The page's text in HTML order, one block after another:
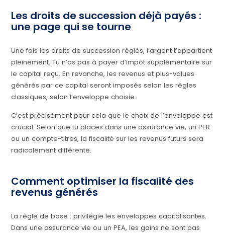
Les droits de succession déjà payés :
une page qui se tourne
Une fois les droits de succession réglés, l’argent t’appartient
pleinement. Tu n’as pas à payer d’impôt supplémentaire sur
le capital reçu. En revanche, les revenus et plus-values
générés par ce capital seront imposés selon les règles
classiques, selon l’enveloppe choisie.
C’est précisément pour cela que le choix de l’enveloppe est
crucial. Selon que tu places dans une assurance vie, un PER
ou un compte-titres, la fiscalité sur les revenus futurs sera
radicalement différente.
Comment optimiser la fiscalité des
revenus générés
La règle de base : privilégie les enveloppes capitalisantes.
Dans une assurance vie ou un PEA, les gains ne sont pas